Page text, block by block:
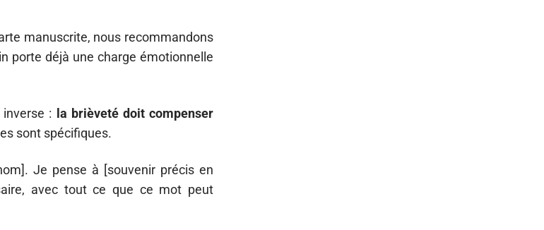
manuscrite, nous recommandons
porte déjà une charge émotionnelle
:
la brièveté doit compenser
sont spécifiques.
Je pense à [souvenir précis en
avec tout ce que ce mot peut